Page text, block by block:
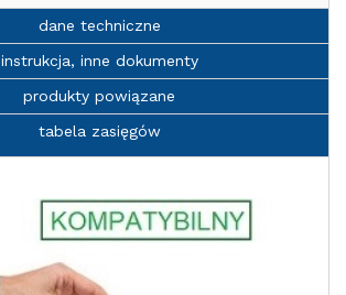
dane techniczne
instrukcja, inne dokumenty
produkty powiązane
tabela zasięgów